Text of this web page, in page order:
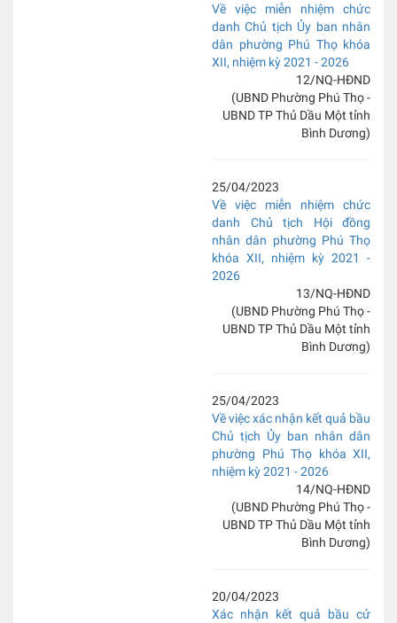
Về việc miễn nhiệm chức
danh Chủ tịch Ủy ban nhân
dân phường Phú Thọ khóa
XII, nhiệm kỳ 2021 - 2026
12/NQ-HĐND
(UBND Phường Phú Thọ -
UBND TP Thủ Dầu Một tỉnh
Bình Dương)
25/04/2023
Về việc miễn nhiệm chức
danh Chủ tịch Hội đồng
nhân dân phường Phú Thọ
khóa XII, nhiệm kỳ 2021 -
2026
13/NQ-HĐND
(UBND Phường Phú Thọ -
UBND TP Thủ Dầu Một tỉnh
Bình Dương)
25/04/2023
Về việc xác nhận kết quả bầu
Chủ tịch Ủy ban nhân dân
phường Phú Thọ khóa XII,
nhiệm kỳ 2021 - 2026
14/NQ-HĐND
(UBND Phường Phú Thọ -
UBND TP Thủ Dầu Một tỉnh
Bình Dương)
20/04/2023
Xác nhận kết quả bầu cử